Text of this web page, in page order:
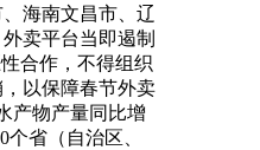
海南文昌市、辽
卖平台当即遏制
合作，不得组织
以保障春节外卖
产物产量同比增
个省（自治区、